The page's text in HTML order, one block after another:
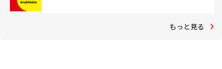
もっと見る